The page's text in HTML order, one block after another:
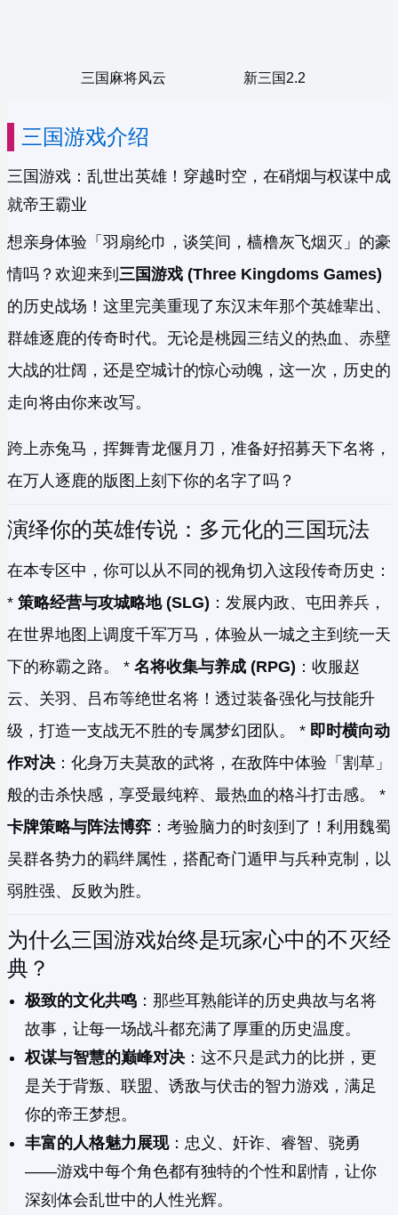
三国麻将风云 新三国2.2
三国游戏介绍
三国游戏：乱世出英雄！穿越时空，在硝烟与权谋中成
就帝王霸业
想亲身体验「羽扇纶巾，谈笑间，樯橹灰飞烟灭」的豪
情吗？欢迎来到 三国游戏 (Three Kingdoms Games)
的历史战场！这里完美重现了东汉末年那个英雄辈出、
群雄逐鹿的传奇时代。无论是桃园三结义的热血、赤壁
大战的壮阔，还是空城计的惊心动魄，这一次，历史的
走向将由你来改写。
跨上赤兔马，挥舞青龙偃月刀，准备好招募天下名将，
在万人逐鹿的版图上刻下你的名字了吗？
演绎你的英雄传说：多元化的三国玩法
在本专区中，你可以从不同的视角切入这段传奇历史：
* 策略经营与攻城略地 (SLG) ：发展内政、屯田养兵，
在世界地图上调度千军万马，体验从一城之主到统一天
下的称霸之路。 * 名将收集与养成 (RPG) ：收服赵
云、关羽、吕布等绝世名将！透过装备强化与技能升
级，打造一支战无不胜的专属梦幻团队。 * 即时横向动
作对决 ：化身万夫莫敌的武将，在敌阵中体验「割草」
般的击杀快感，享受最纯粹、最热血的格斗打击感。 *
卡牌策略与阵法博弈 ：考验脑力的时刻到了！利用魏蜀
吴群各势力的羁绊属性，搭配奇门遁甲与兵种克制，以
弱胜强、反败为胜。
为什么三国游戏始终是玩家心中的不灭经
典？
极致的文化共鸣 ：那些耳熟能详的历史典故与名将
故事，让每一场战斗都充满了厚重的历史温度。
权谋与智慧的巅峰对决 ：这不只是武力的比拼，更
是关于背叛、联盟、诱敌与伏击的智力游戏，满足
你的帝王梦想。
丰富的人格魅力展现：忠义、奸诈、睿智、骁勇
——游戏中每个角色都有独特的个性和剧情，让你
深刻体会乱世中的人性光辉。